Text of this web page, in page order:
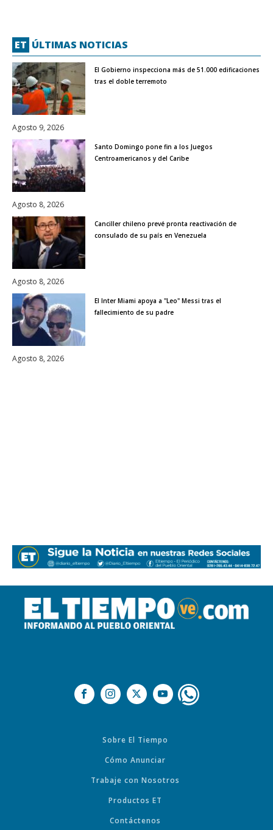
ET ÚLTIMAS NOTICIAS
El Gobierno inspecciona más de 51.000 edificaciones
tras el doble terremoto
Agosto 9, 2026
Santo Domingo pone fin a los Juegos
Centroamericanos y del Caribe
Agosto 8, 2026
Canciller chileno prevé pronta reactivación de
consulado de su país en Venezuela
Agosto 8, 2026
El Inter Miami apoya a "Leo" Messi tras el
fallecimiento de su padre
Agosto 8, 2026
Sobre El Tiempo
Cómo Anunciar
Trabaje con Nosotros
Productos ET
Contáctenos